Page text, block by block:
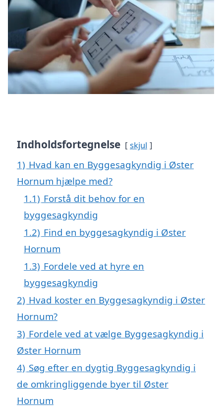
Indholdsfortegnelse skjul
1) Hvad kan en Byggesagkyndig i Øster
Hornum hjælpe med?
1.1) Forstå dit behov for en
byggesagkyndig
1.2) Find en byggesagkyndig i Øster
Hornum
1.3) Fordele ved at hyre en
byggesagkyndig
2) Hvad koster en Byggesagkyndig i Øster
Hornum?
3) Fordele ved at vælge Byggesagkyndig i
Øster Hornum
4) Søg efter en dygtig Byggesagkyndig i
de omkringliggende byer til Øster
Hornum